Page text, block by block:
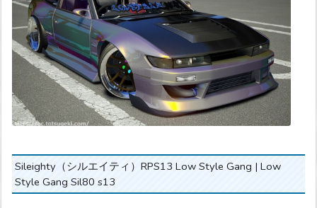
Sileighty（シルエイティ）RPS13 Low Style Gang | Low
Style Gang Sil80 s13